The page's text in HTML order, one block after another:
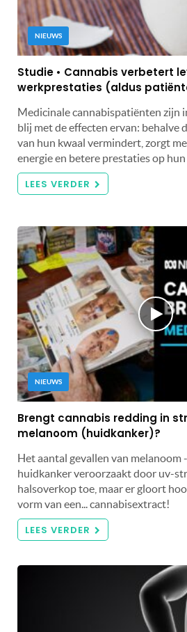
NIEUWS
Studie • Cannabis verbetert
werkprestaties (aldus
Medicinale cannabispatiënten zijn
blij met de effecten ervan: behalve
van hun kwaal vermindert, zorgt
energie en betere prestaties op
LEES VERDER
NIEUWS
Brengt cannabis redding in
melanoom (huidkanker)?
Het aantal gevallen van melanoom
huidkanker veroorzaakt door uv-
halsoverkop toe, maar er gloort
vorm van een... cannabisextract!
LEES VERDER